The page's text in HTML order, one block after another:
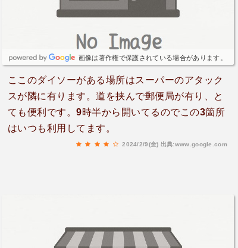
画像は著作権で保護されている場合があります。
ここのダイソーがある場所はスーパーのアタック
スが隣に有ります。道を挟んで郵便局が有り、と
ても便利です。9時半から開いてるのでこの3箇所
はいつも利用してます。
2024/2/9(金) 出典:www.google.com